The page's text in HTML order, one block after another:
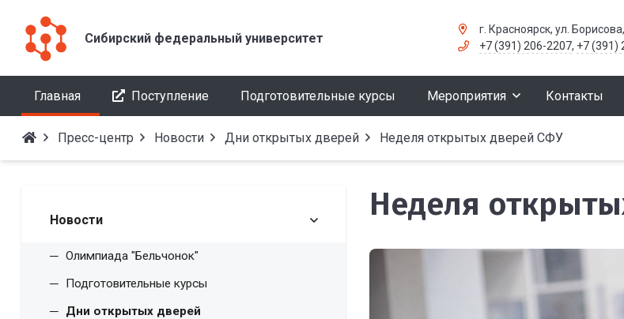
Сибирский федеральный университет
г. Красноярск, ул.
+7 (391) 206-2207, +7 (391)
Главная Поступление Подготовительные курсы Мероприятия Контакты
Пресс-центр Новости Дни открытых дверей Неделя открытых дверей СФУ
Новости
Олимпиада "Бельчонок"
Подготовительные курсы
Дни открытых дверей
Неделя